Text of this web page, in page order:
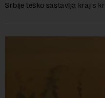
Srbije teško sastavlja kraj s